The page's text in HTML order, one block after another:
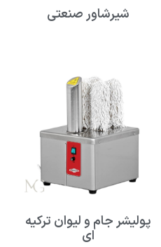
شیرشاور صنعتی
پولیشر جام و لیوان ترکیه
ای